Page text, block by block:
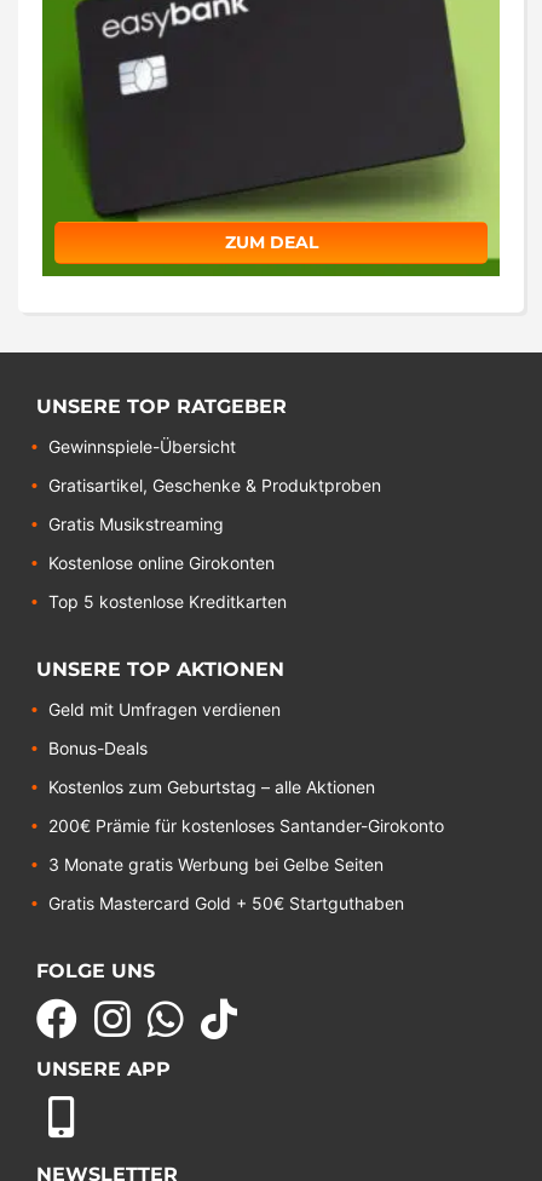
ZUM DEAL
UNSERE TOP RATGEBER
Gewinnspiele-Übersicht
Gratisartikel, Geschenke & Produktproben
Gratis Musikstreaming
Kostenlose online Girokonten
Top 5 kostenlose Kreditkarten
UNSERE TOP AKTIONEN
Geld mit Umfragen verdienen
Bonus-Deals
Kostenlos zum Geburtstag – alle Aktionen
200€ Prämie für kostenloses Santander-Girokonto
3 Monate gratis Werbung bei Gelbe Seiten
Gratis Mastercard Gold + 50€ Startguthaben
FOLGE UNS
UNSERE APP
NEWSLETTER